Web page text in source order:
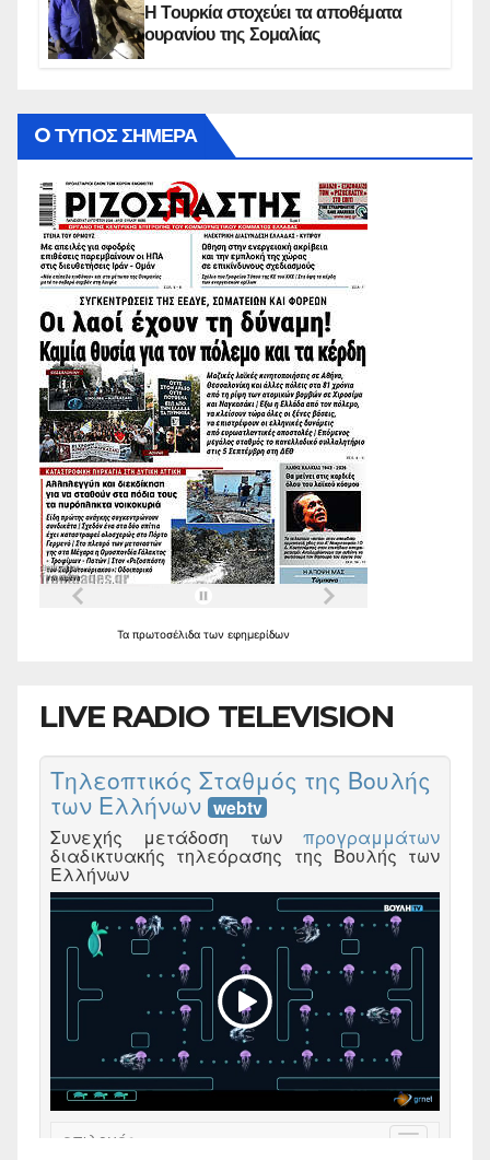
Η Τουρκία στοχεύει τα αποθέματα
ουρανίου της Σομαλίας
O ΤΥΠΟΣ ΣΗΜΕΡΑ
Τα πρωτοσέλιδα των εφημερίδων
LIVE RADIO TELEVISION